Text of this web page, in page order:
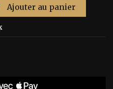
Ajouter au panier